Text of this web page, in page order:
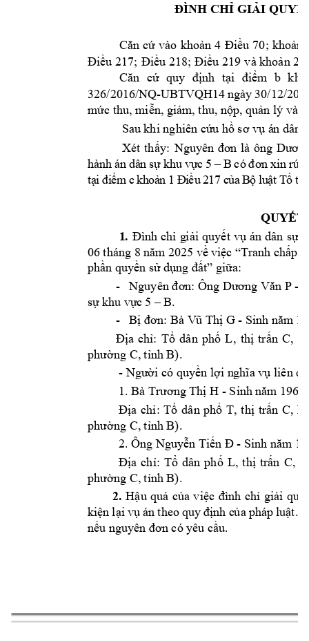
ĐÌNH CHỈ GIẢI
Căn cứ vào khoản 4 Điều 70; khoản
Điều 217; Điều 218; Điều 219 và khoản 2
Căn cứ quy định tại điểm b
326/2016/NQ-UBTVQH14 ngày 30/12/
mức thu, miễn, giảm, thu, nộp, quản lý và
Sau khi nghiên cứu hồ sơ vụ án dân
Xét thấy: Nguyên đơn là ông Dư
hành án dân sự khu vực 5 – B có đơn xin rú
tạiđiểm ckhoản 1 Điều217 củaBộ luật Tố tụ
1. Đình chỉ giải quyết vụ án dân sự
06tháng 8 năm 2025 về việc “Tranh chấp
phần quyền sử dụng đất” giữa:
- Nguyên đơn: Ông Dương Văn P -
sự khu vực 5 – B.
-
Bị đơn: Bà Vũ Thị G - Sinh năm 19
Địa chỉ: Tổ dân phố L, thị trấn C,
phường C, tỉnh B).
- Người có quyền lợi nghĩa vụ liên
1. Bà Trương Thị H - Sinh năm
Địa chỉ: Tổ dân phố T, thị trấn C,
phường C, tỉnh B).
2. Ông Nguyễn Tiến Đ - Sinh năm
Địa chỉ: Tổ dân phố L, thị trấn C,
phường C, tỉnh B).
2. Hậu quả của việc đình chỉ giải
kiện lại vụ án theo quy định của pháp luật.
nếu nguyên đơn có yêu cầu.